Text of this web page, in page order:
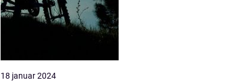
18 januar 2024